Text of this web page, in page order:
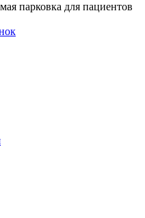
парковка для пациентов